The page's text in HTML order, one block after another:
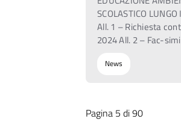
SCOLASTICO
All. 1 – Richiesta
2024 All. 2 – Fac-
News
Pagina 5 di 90